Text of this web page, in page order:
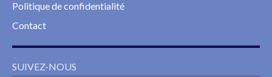
Politique de confidentialité
Contact
SUIVEZ-NOUS